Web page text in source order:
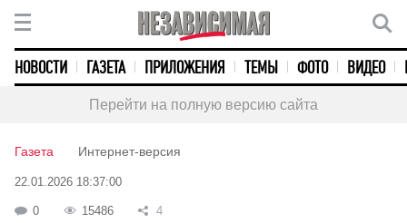
НОВОСТИ ГАЗЕТА ПРИЛОЖЕНИЯ ТЕМЫ ФОТО ВИДЕО
Перейти на полную версию сайта
Газета Интернет-версия
22.01.2026 18:37:00
0 15486 4